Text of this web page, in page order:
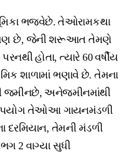
ભજવેછે. તેઓરામકથા
પણ છે, જેની શરૂઆત તેમણે
હોતા, ત્યારે 60 વર્ષીય
શાળામાં ભણાવે છે. તેમના
જમીનછે, અનેજમીનમાંથી
ઉપયોગ તેઓઆ ગાયનમંડળી
દરમિયાન, તેમની મંડળી
2 વાગ્યા સુધી